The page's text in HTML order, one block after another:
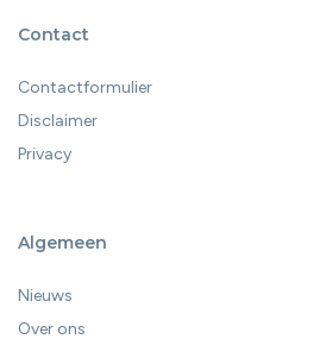
Contact
Contactformulier
Disclaimer
Privacy
Algemeen
Nieuws
Over ons